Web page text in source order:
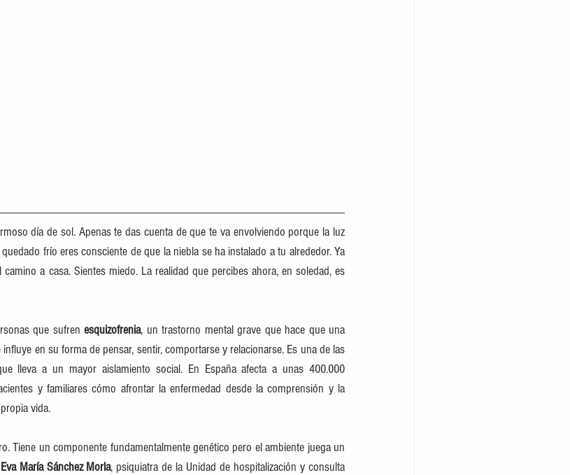
día de sol. Apenas te das cuenta de que te va envolviendo porque la luz
frío eres consciente de que la niebla se ha instalado a tu alrededor. Ya
a casa. Sientes miedo. La realidad que percibes ahora, en soledad, es
que sufren esquizofrenia, un trastorno mental grave que hace que una
en su forma de pensar, sentir, comportarse y relacionarse. Es una de las
lleva a un mayor aislamiento social. En España afecta a unas 400.000
y familiares cómo afrontar la enfermedad desde la comprensión y la
vida.
Tiene un componente fundamentalmente genético pero el ambiente juega un
María Sánchez Morla, psiquiatra de la Unidad de hospitalización y consulta